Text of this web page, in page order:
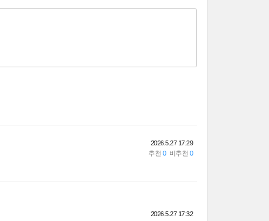
2026.5.27 17:29
2026.5.27 17:32